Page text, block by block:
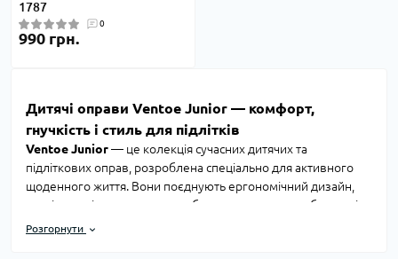
1787
0
990 грн.
Дитячі оправи Ventoe Junior — комфорт,
гнучкість і стиль для підлітків
Ventoe Junior— це колекція сучасних дитячих та
підліткових оправ, розроблена спеціально для активного
щоденного життя. Вони поєднують ергономічний дизайн,
легкі матеріали та стильне забарвлення, яке подобається і
дітям, і батькам.
Розгорнути